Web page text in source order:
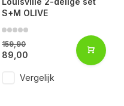
S+M OLIVE
159,90
89,00
Vergelijk